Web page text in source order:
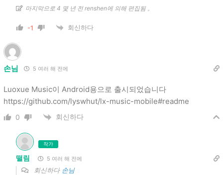
마지막으로 4 몇 년 전 renshen에 의해 편집됨 。
-1 회신하다
손님 5 여러 해 전에
Luoxue Music이 Android용으로 출시되었습니다
https://github.com/lyswhut/lx-music-mobile#readme
0 회신하다
작가
떨림 5 여러 해 전에
회신하다 손님